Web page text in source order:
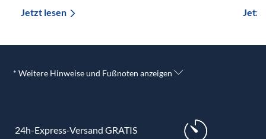
Jetzt lesen
* Weitere Hinweise und Fußnoten anzeigen
24h-Express-Versand GRATIS